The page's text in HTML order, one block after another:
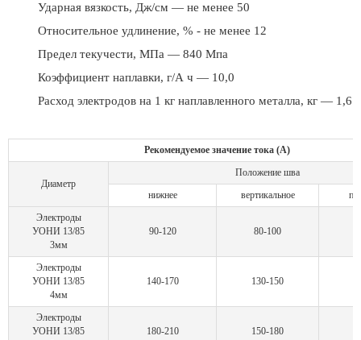
Ударная вязкость, Дж/см — не менее 50
Относительное удлинение, % - не менее 12
Предел текучести, МПа — 840 Мпа
Коэффициент наплавки, г/А ч — 10,0
Расход электродов на 1 кг наплавленного металла, кг — 1,6
Рекомендуемое значение тока (А)
Диаметр
Положение шва
нижнее
вертикальное
Электроды
УОНИ 13/85
3мм
90-120 80-100
Электроды
УОНИ 13/85
4мм
140-170 130-150
Электроды
УОНИ 13/85
180-210 150-180